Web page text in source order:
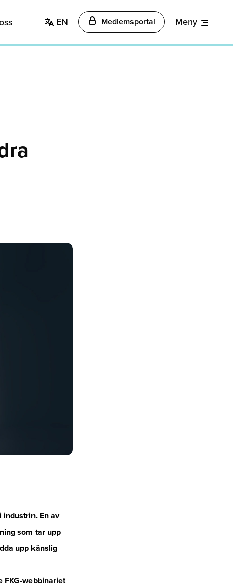
EN Medlemsportal Meny
En av
som tar upp
upp känslig
webbinariet